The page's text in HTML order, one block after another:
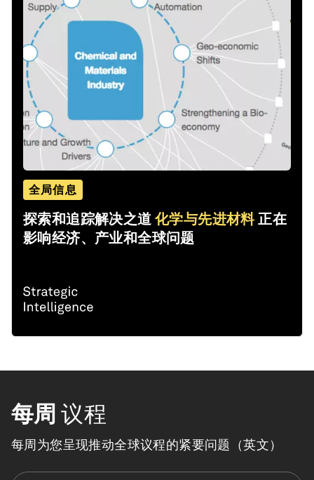
全局信息
探索和追踪解决之道化学与先进材料正在
影响经济、产业和全球问题
每周 议程
每周为您呈现推动全球议程的紧要问题（英文）